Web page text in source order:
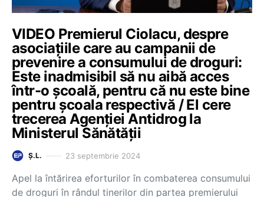
VIDEO Premierul Ciolacu, despre
asociațiile care au campanii de
prevenire a consumului de droguri:
Este inadmisibil să nu aibă acces
într-o școală, pentru că nu este bine
pentru școala respectivă / El cere
trecerea Agenției Antidrog la
Ministerul Sănătății
Ș.L. 23 septembrie 2024
Apel la întărirea eforturilor în combaterea consumului
de droguri în rândul tinerilor din partea premierului